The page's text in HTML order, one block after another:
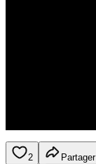
2 Partager